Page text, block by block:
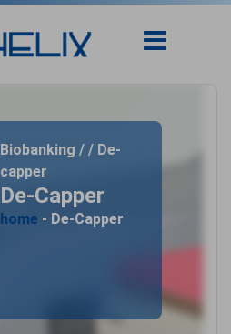
Biobanking / / De-
capper
De-Capper
home - De-Capper